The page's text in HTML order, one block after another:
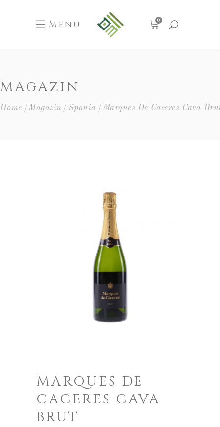
Menu 0
MAGAZIN
Home Magazin Spania Marques De Caceres Cava
MARQUES DE
CACERES CAVA
BRUT